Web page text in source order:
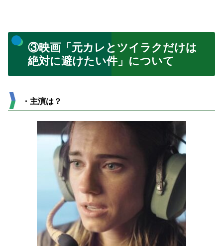
③映画「元カレとツイラクだけは
絶対に避けたい件」について
・主演は？